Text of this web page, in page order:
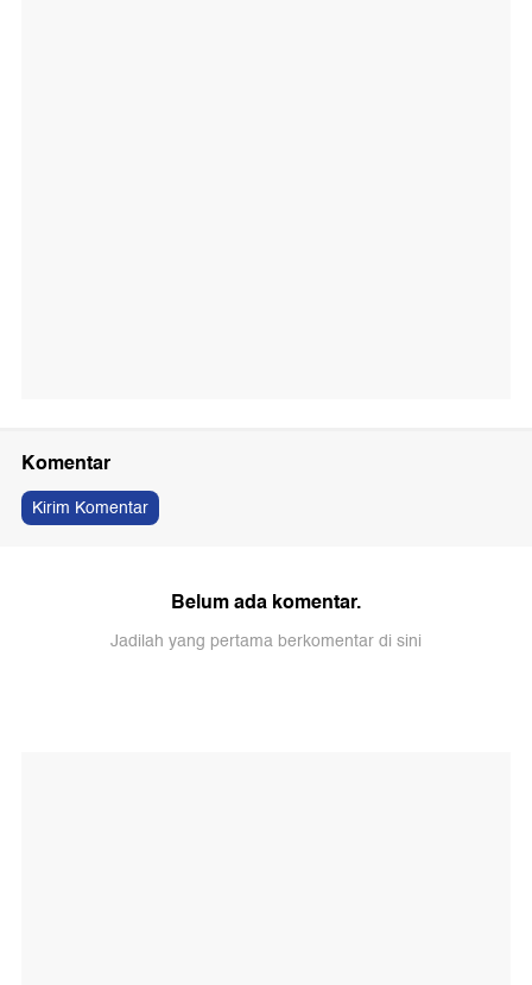
Komentar
Kirim Komentar
Belum ada komentar.
Jadilah yang pertama berkomentar di sini